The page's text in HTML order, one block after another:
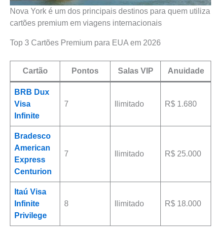
Nova York é um dos principais destinos para quem utiliza
cartões premium em viagens internacionais
Top 3 Cartões Premium para EUA em 2026
Cartão Pontos Salas VIP Anuidade
BRB Dux
Visa
Infinite
7 Ilimitado R$ 1.680
Bradesco
American
Express
Centurion
7 Ilimitado R$ 25.000
Itaú Visa
Infinite
Privilege
8 Ilimitado R$ 18.000